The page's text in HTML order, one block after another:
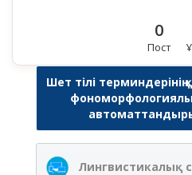
0
Пост
Шет тілі
Лингвистикалық